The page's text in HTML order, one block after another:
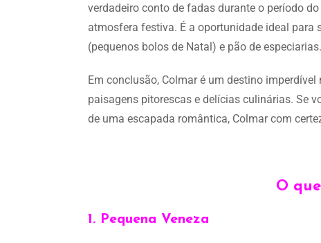
verdadeiro conto de fadas durante o período
atmosfera festiva. É a oportunidade ideal para
(pequenos bolos de Natal) e pão de especiarias.
Em conclusão, Colmar é um destino
paisagens pitorescas e delícias culinárias. Se
de uma escapada romântica, Colmar com
O
1. Pequena Veneza